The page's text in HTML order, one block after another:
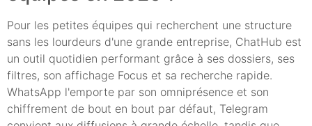
Pour les petites équipes qui recherchent une structure
sans les lourdeurs d'une grande entreprise, ChatHub est
un outil quotidien performant grâce à ses dossiers, ses
filtres, son affichage Focus et sa recherche rapide.
WhatsApp l'emporte par son omniprésence et son
chiffrement de bout en bout par défaut, Telegram